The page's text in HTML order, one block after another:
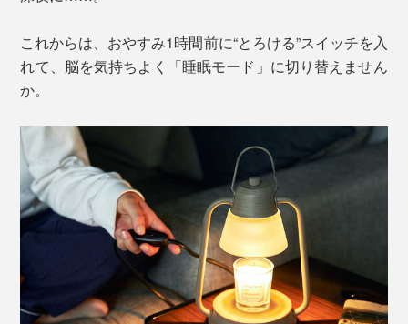
これからは、おやすみ1時間前に“とろける”スイッチを入
れて、脳を気持ちよく「睡眠モード」に切り替えません
か。